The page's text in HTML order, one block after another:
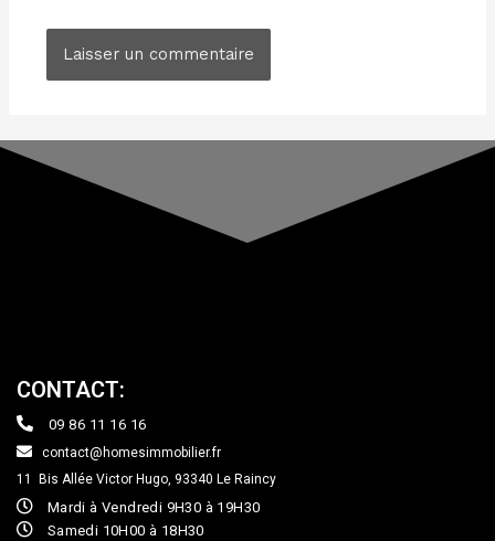
CONTACT:
09 86 11 16 16
contact@homesimmobilier.fr
11 Bis Allée Victor Hugo, 93340 Le Raincy
Mardi à Vendredi 9H30 à 19H30
Samedi 10H00 à 18H30